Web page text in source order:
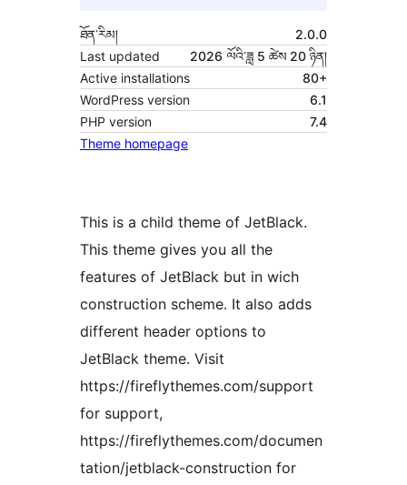
ཐོན་རིམ།
2.0.0
Last updated
2026 ལོའི་ཟླ 5 ཚེས 20 ཉིན།
Active installations
80+
WordPress version
6.1
PHP version
7.4
Theme homepage
This is a child theme of JetBlack.
This theme gives you all the
features of JetBlack but in wich
construction scheme. It also adds
different header options to
JetBlack theme. Visit
https://fireflythemes.com/support
for support,
https://fireflythemes.com/documen
tation/jetblack-construction for